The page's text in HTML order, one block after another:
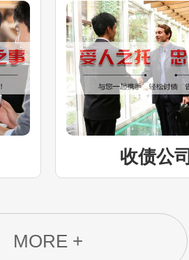
收债公司
MORE +